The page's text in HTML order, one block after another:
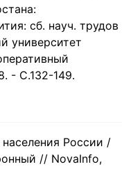
сб. науч. трудов
университет
- С.132-149.
России /
// NovaInfo,